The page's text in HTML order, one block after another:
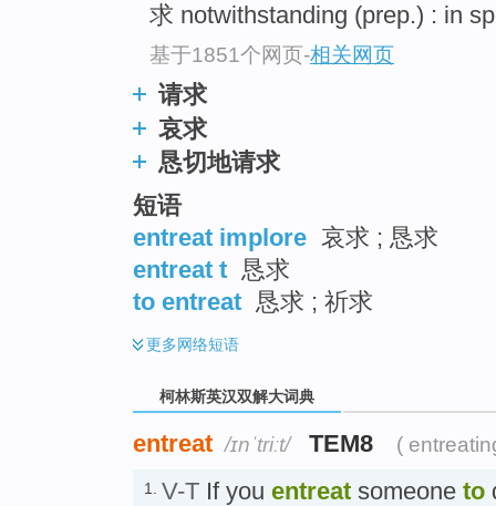
求 notwithstanding (prep.) : in
基于1851个网页-相关网页
请求
哀求
恳切地请求
短语
entreat implore 哀求 ; 恳求
entreat t 恳求
to entreat 恳求 ; 祈求
更多网络短语
柯林斯英汉双解大词典
entreat /ɪnˈtriːt/ TEM8 (
1. V-T If you entreat someone to